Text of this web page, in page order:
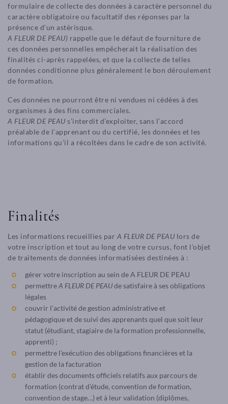
formulaire de collecte des données à caractère personnel du
caractère obligatoire ou facultatif des réponses par la
présence d’un astérisque.
A FLEUR DE PEAU) rappelle que le défaut de fourniture de
ces données personnelles empêcherait la réalisation des
finalités ci-après rappelées, et que la collecte de telles
données conditionne plus généralement le bon déroulement
de formation.
Ces données ne pourront être ni vendues ni cédées à des
organismes à des fins commerciales.
A FLEUR DE PEAU s’interdit d’exploiter, sans l’accord
préalable de l’apprenant ou du certifié, les données et les
informations qu’il a récoltées dans le cadre de son activité.
Finalités
Les informations recueillies par A FLEUR DE PEAU lors de
votre inscription et tout au long de votre cursus, font l’objet
de traitements de données informatisées destinées à :
gérer votre inscription au sein de A FLEUR DE PEAU
permettreA FLEUR DE PEAUde satisfaire à ses obligations
légales
couvrir l’activité de gestion administrative et
pédagogique et de suivi des apprenants quel que soit leur
statut (étudiant, stagiaire de la formation professionnelle,
apprenti) ;
permettre l’exécution des obligations financières et la
gestion de la facturation
établir des documents officiels relatifs aux parcours de
formation (contrat d’étude, convention de formation,
convention de stage…) et à leur validation (diplômes,